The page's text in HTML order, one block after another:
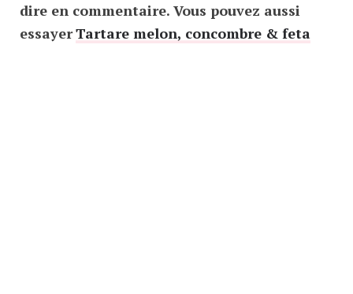
dire en commentaire. Vous pouvez aussi
essayerTartare melon, concombre & feta